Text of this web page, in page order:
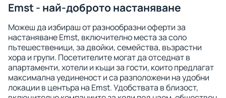
Emst - най-доброто настаняване
Можеш да избираш от разнообразни оферти за
настаняване Emst, включително места за соло
пътешественици, за двойки, семейства, възрастни
хора и групи. Посетителите могат да отседнат в
апартаменти, хотели и къщи за гости, които предлагат
максимална уединеност и са разположени на удобни
локации в центъра на Emst. Удобствата в близост,